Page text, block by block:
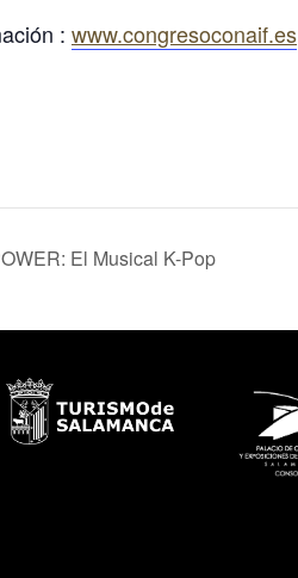
: www.congresoconaif.es
El Musical K-Pop